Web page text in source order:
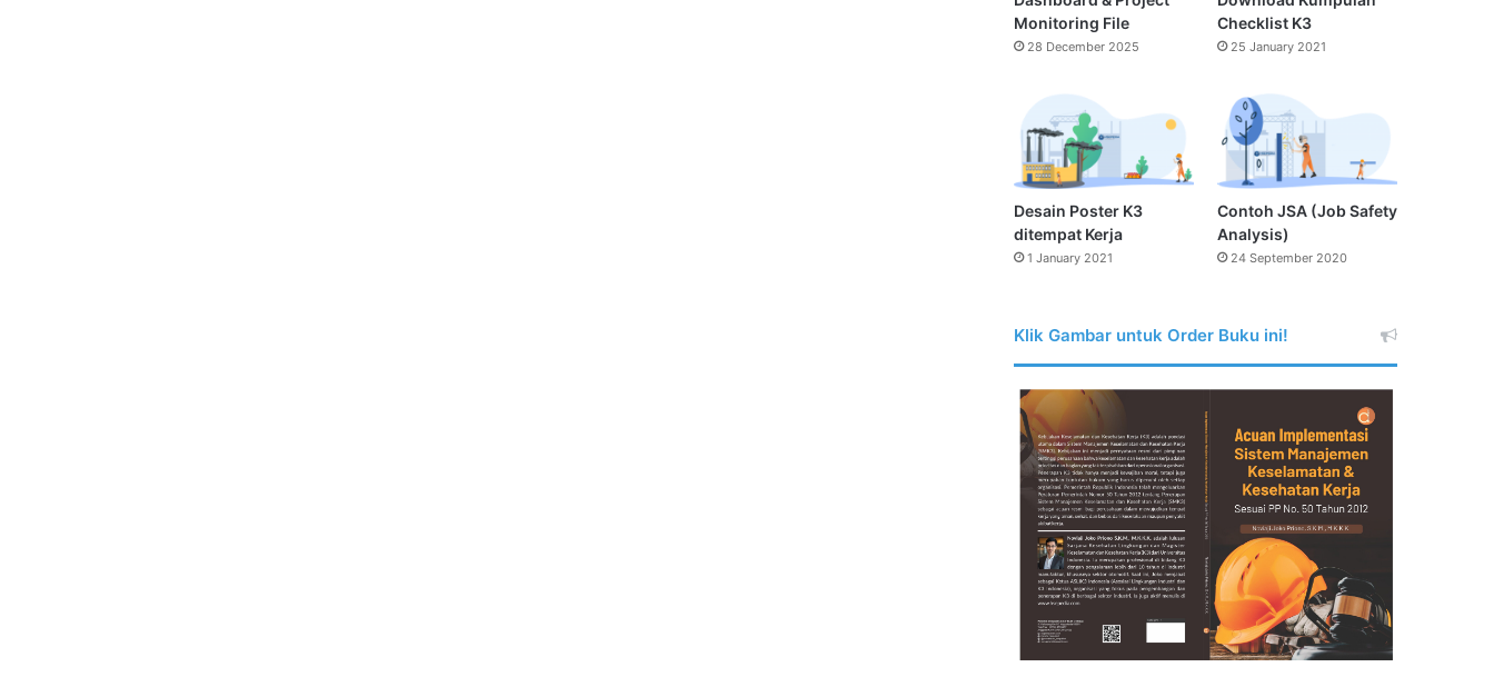
Monitoring File
28 December 2025
Checklist K3
25 January 2021
Desain Poster K3
ditempat Kerja
1 January 2021
Contoh JSA (Job Safety
Analysis)
24 September 2020
Klik Gambar untuk Order Buku ini!